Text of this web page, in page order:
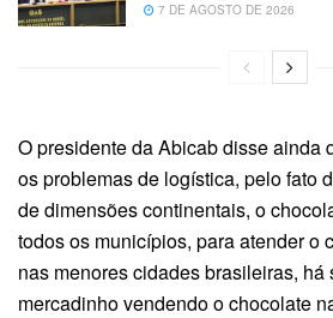
7 DE AGOSTO DE 2026
O presidente da Abicab disse ainda
os problemas de logística, pelo fato
de dimensões continentais, o
todos os municípios, para atender o
nas menores cidades brasileiras, há
mercadinho vendendo o chocolate